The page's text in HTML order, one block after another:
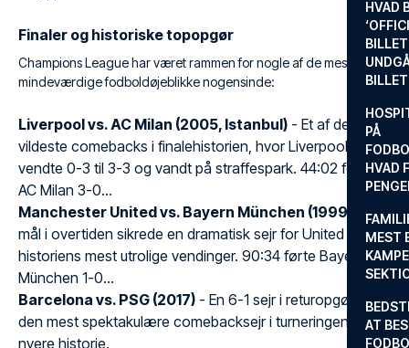
HVAD
PÅ
HVAD
MEST
AT
Finaler og historiske topopgør
Champions League har været rammen for nogle af de mest
mindeværdige fodboldøjeblikke nogensinde:
Liverpool vs. AC Milan (2005, Istanbul) - Et af de
vildeste comebacks i finalehistorien, hvor Liverpool
vendte 0-3 til 3-3 og vandt på straffespark. 44:02 førte
AC Milan 3-0...
Manchester United vs. Bayern München (1999)
- To
mål i overtiden sikrede en dramatisk sejr for United i en af
historiens mest utrolige vendinger. 90:34 førte Bayern
München 1-0...
Barcelona vs. PSG (2017) - En 6-1 sejr i returopgøret og
den mest spektakulære comebacksejr i turneringens
nyere historie.